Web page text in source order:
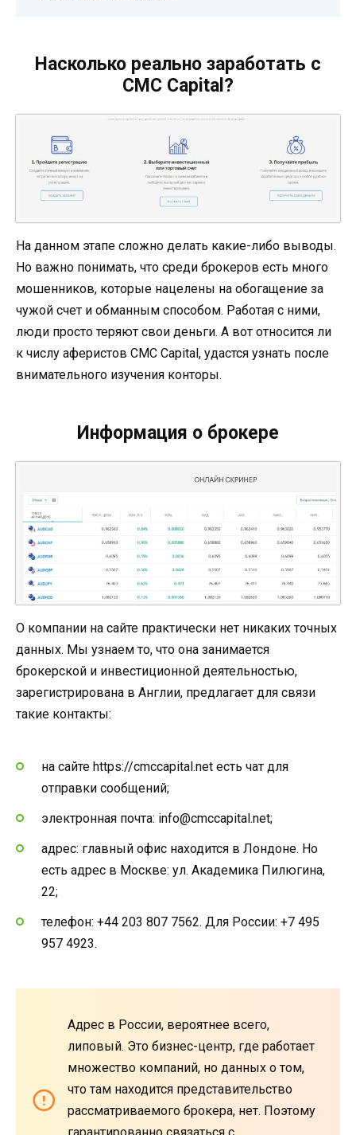
Насколько реально заработать с
CMC Capital?
На данном этапе сложно делать какие-либо выводы.
Но важно понимать, что среди брокеров есть много
мошенников, которые нацелены на обогащение за
чужой счет и обманным способом. Работая с ними,
люди просто теряют свои деньги. А вот относится ли
к числу аферистов CMC Capital, удастся узнать после
внимательного изучения конторы.
Информация о брокере
О компании на сайте практически нет никаких точных
данных. Мы узнаем то, что она занимается
брокерской и инвестиционной деятельностью,
зарегистрирована в Англии, предлагает для связи
такие контакты:
на сайте https://cmccapital.net есть чат для
отправки сообщений;
электронная почта: info@cmccapital.net;
адрес: главный офис находится в Лондоне. Но
есть адрес в Москве: ул. Академика Пилюгина,
22;
телефон: +44 203 807 7562. Для России: +7 495
957 4923.
Адрес в России, вероятнее всего,
липовый. Это бизнес-центр, где работает
множество компаний, но данных о том,
что там находится представительство
рассматриваемого брокера, нет. Поэтому